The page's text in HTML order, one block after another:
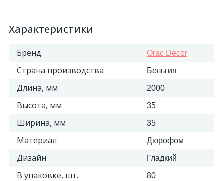
Характеристики
Бренд Orac Decor
Страна производства Бельгия
Длина, мм 2000
Высота, мм 35
Ширина, мм 35
Материал Дюрофом
Дизайн Гладкий
В упаковке, шт. 80